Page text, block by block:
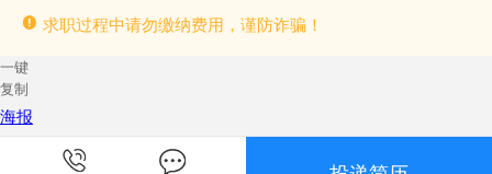
求职过程中请勿缴纳费用，谨防诈骗！
一键
复制
海报